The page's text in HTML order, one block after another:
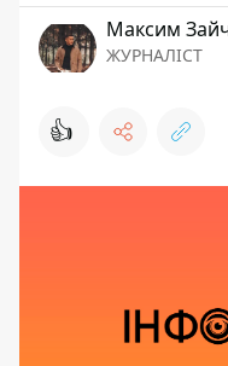
Максим
ЖУРНАЛІСТ
👍